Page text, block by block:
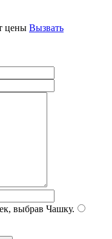
цены Вызвать
выбрав Чашку.